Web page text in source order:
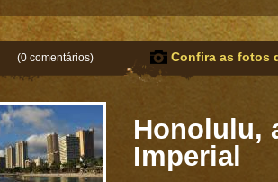
(0 comentários) Confira as fotos
Honolulu,
Imperial